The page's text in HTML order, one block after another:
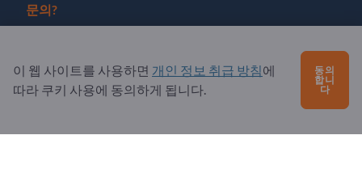
문의?
서비스 제공
수신자: Exportpages
이 웹 사이트를 사용하면 개인 정보 취급 방침에
따라 쿠키 사용에 동의하게 됩니다.
동의
합니
다